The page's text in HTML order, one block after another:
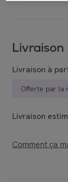
Livraison
Livraison à
Offerte par la
Livraison
Comment ça